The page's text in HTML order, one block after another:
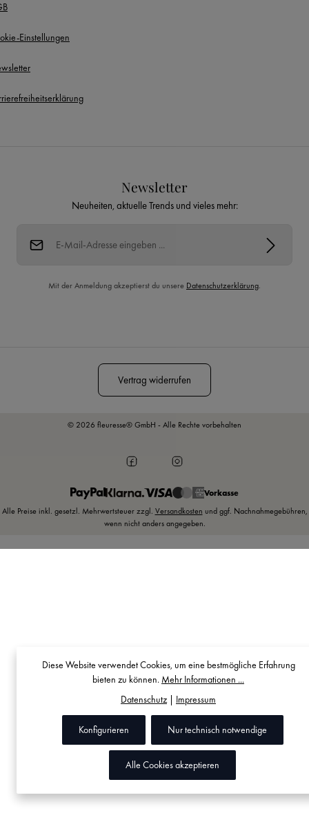
Einstellungen
Newsletter
Neuheiten, aktuelle Trends und vieles mehr:
Mit der Anmeldung akzeptierst du unsere Datenschutzerklärung.
Vertrag widerrufen
© 2026 fleuresse® GmbH - Alle Rechte vorbehalten
Vorkasse
Alle Preise inkl. gesetzl. Mehrwertsteuer zzgl. Versandkosten und ggf. Nachnahmegebühren,
wenn nicht anders angegeben.
Diese Website verwendet Cookies, um eine bestmögliche Erfahrung
bieten zu können. Mehr Informationen ...
Datenschutz| Impressum
Nur technisch notwendige
Konfigurieren
Alle Cookies akzeptieren